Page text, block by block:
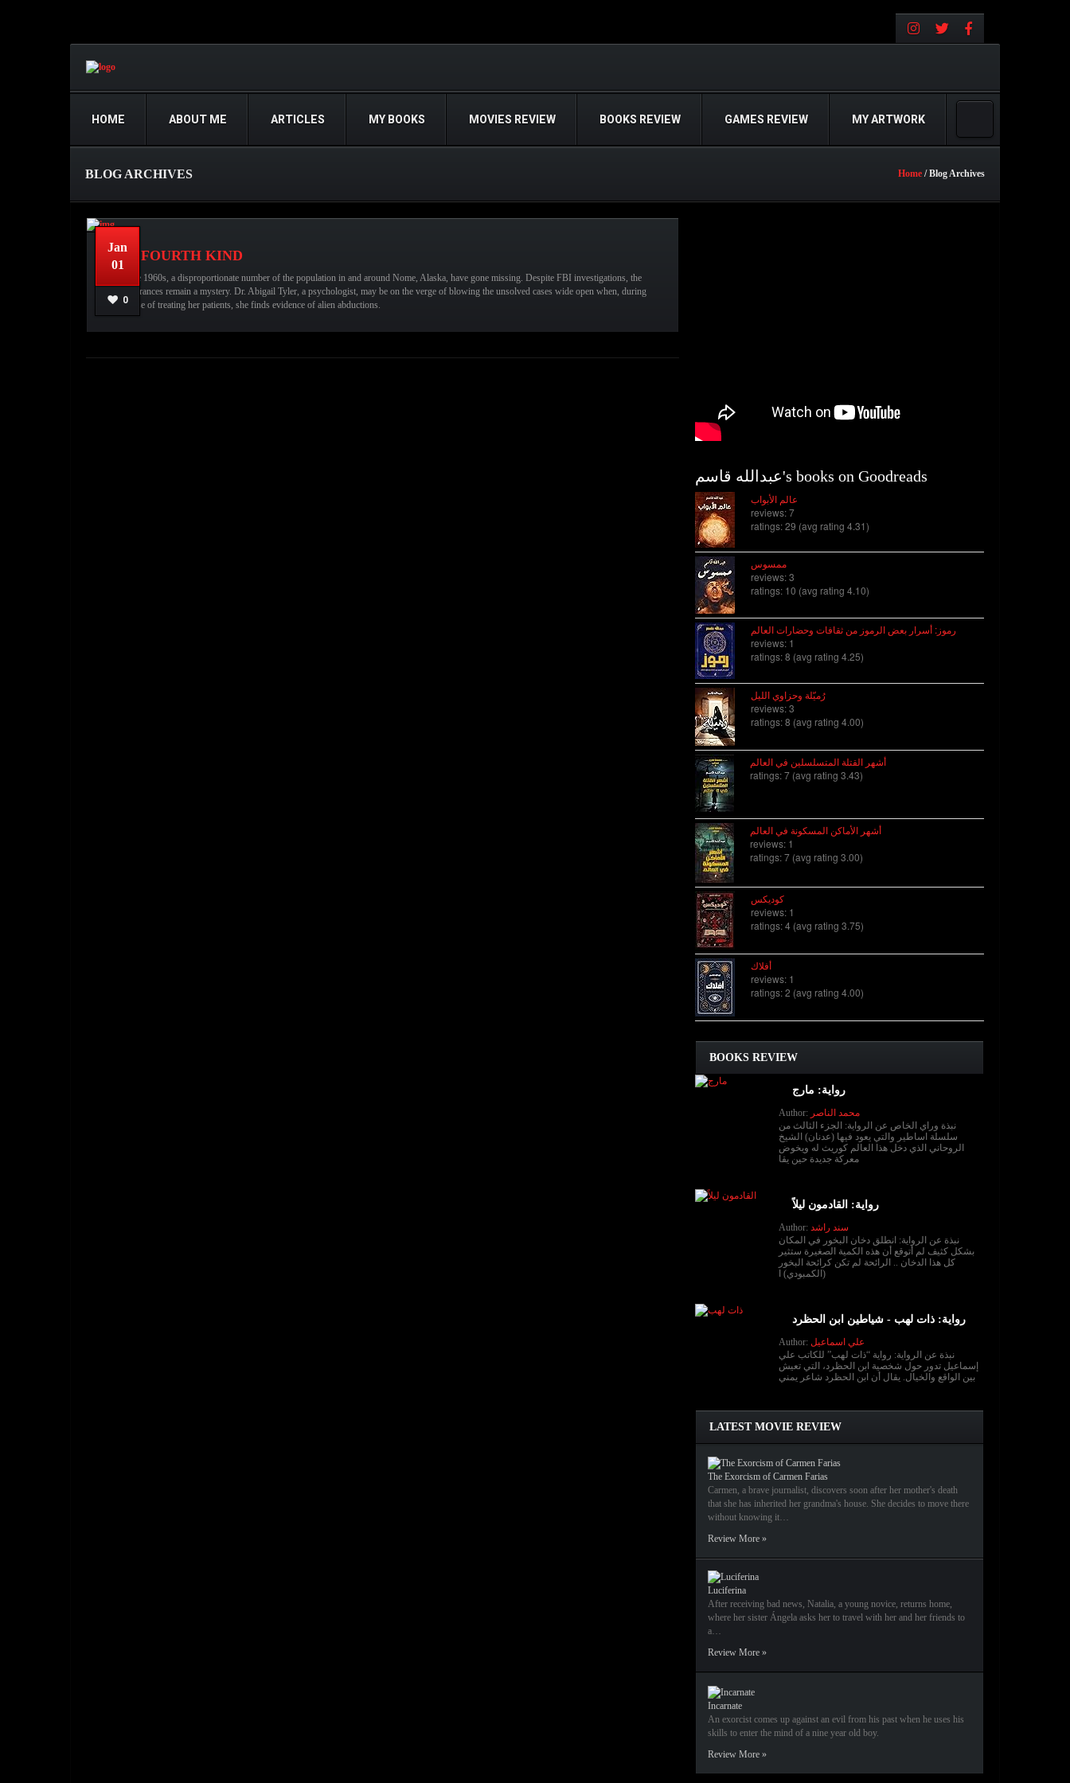
HOME ABOUT ME ARTICLES MY BOOKS MOVIES REVIEW BOOKS REVIEW GAMES REVIEW MY ARTWORK
BLOG ARCHIVES Home / Blog Archives
Jan
01
0
THE FOURTH KIND
Since the 1960s, a disproportionate number of the population in and around Nome, Alaska, have gone missing. Despite FBI investigations, the
disappearances remain a mystery. Dr. Abigail Tyler, a psychologist, may be on the verge of blowing the unsolved cases wide open when, during
the course of treating her patients, she finds evidence of alien abductions.
عبدالله قاسم No comments
عبدالله قاسم's books on Goodreads
عالم الأبواب
reviews: 7
ratings: 29 (avg rating 4.31)
ممسوس
reviews: 3
ratings: 10 (avg rating 4.10)
رموز: أسرار بعض الرموز من ثقافات وحضارات العالم
reviews: 1
ratings: 8 (avg rating 4.25)
رُميّلة وحزاوي الليل
reviews: 3
ratings: 8 (avg rating 4.00)
أشهر القتلة المتسلسلين في العالم
ratings: 7 (avg rating 3.43)
أشهر الأماكن المسكونة في العالم
reviews: 1
ratings: 7 (avg rating 3.00)
كوديكس
reviews: 1
ratings: 4 (avg rating 3.75)
أفلاك
reviews: 1
ratings: 2 (avg rating 4.00)
BOOKS REVIEW
رواية: مارج
Author: محمد الناصر
نبذة وراي الخاص عن الرواية: الجزء الثالث من
سلسلة اساطير والتي يعود فيها (عدنان) الشيخ
الروحاني الذي دخل هذا العالم كوريث له ويخوض
معركة جديدة حين يقا
رواية: القادمون ليلاً
Author: سند راشد
نبذة عن الرواية: انطلق دخان البخور في المكان
بشكل كثيف لم أتوقع أن هذه الكمية الصغيرة ستثير
كل هذا الدخان .. الرائحة لم تكن كرائحة البخور
(الكمبودي) ا
رواية: ذات لهب - شياطين ابن الحظرد
Author: علي اسماعيل
نبذة عن الرواية: رواية “ذات لهب” للكاتب علي
إسماعيل تدور حول شخصية ابن الحظرد، التي تعيش
بين الواقع والخيال. يقال أن ابن الحظرد شاعر يمني
LATEST MOVIE REVIEW
The Exorcism of Carmen Farias
Carmen, a brave journalist, discovers soon after her mother's death
that she has inherited her grandma's house. She decides to move there
without knowing it…
Review More »
Luciferina
After receiving bad news, Natalia, a young novice, returns home,
where her sister Ángela asks her to travel with her and her friends to
a…
Review More »
Incarnate
An exorcist comes up against an evil from his past when he uses his
skills to enter the mind of a nine year old boy.
Review More »